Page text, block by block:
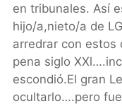
en tribunales. Así
hijo/a,nieto/a de
arredrar con estos
pena siglo
escondió.El gran
ocultarlo….pero